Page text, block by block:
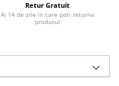
Retur Gratuit
Ai 14 de zile in care poti returna
produsul